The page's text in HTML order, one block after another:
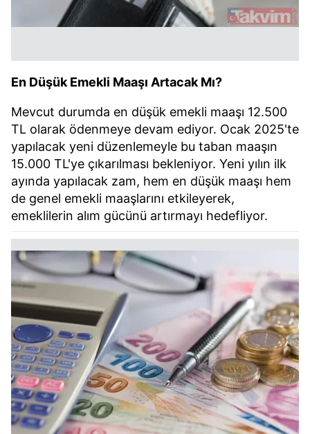
6698 sayılı Kişisel Verilerin Korunması Kanunu uyarınca
hazırlanmış Aydınlatma Metnimizi okumak ve sitemizde
En Düşük Emekli Maaşı Artacak Mı?
Mevcut durumda en düşük emekli maaşı 12.500
TL olarak ödenmeye devam ediyor. Ocak 2025'te
yapılacak yeni düzenlemeyle bu taban maaşın
15.000 TL'ye çıkarılması bekleniyor. Yeni yılın ilk
ayında yapılacak zam, hem en düşük maaşı hem
de genel emekli maaşlarını etkileyerek,
emeklilerin alım gücünü artırmayı hedefliyor.